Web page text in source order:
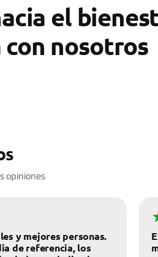
el
con nosotros
opiniones
y mejores personas.
de referencia, los